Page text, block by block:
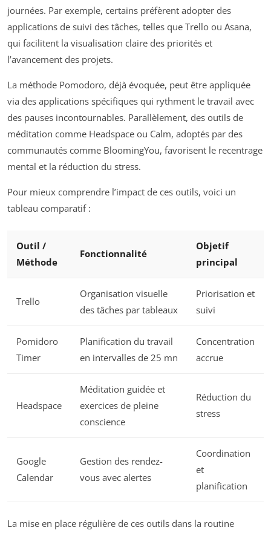
journées. Par exemple, certains préfèrent adopter des
applications de suivi des tâches, telles que Trello ou Asana,
qui facilitent la visualisation claire des priorités et
l’avancement des projets.
La méthode Pomodoro, déjà évoquée, peut être appliquée
via des applications spécifiques qui rythment le travail avec
des pauses incontournables. Parallèlement, des outils de
méditation comme Headspace ou Calm, adoptés par des
communautés comme BloomingYou, favorisent le recentrage
mental et la réduction du stress.
Pour mieux comprendre l’impact de ces outils, voici un
tableau comparatif :
Outil /
Méthode
Fonctionnalité
Objetif
principal
Trello
Organisation visuelle
des tâches par tableaux
Priorisation et
suivi
Pomidoro
Timer
Planification du travail
en intervalles de 25 mn
Concentration
accrue
Headspace
Méditation guidée et
exercices de pleine
conscience
Réduction du
stress
Google
Calendar
Gestion des rendez-
vous avec alertes
Coordination
et
planification
La mise en place régulière de ces outils dans la routine